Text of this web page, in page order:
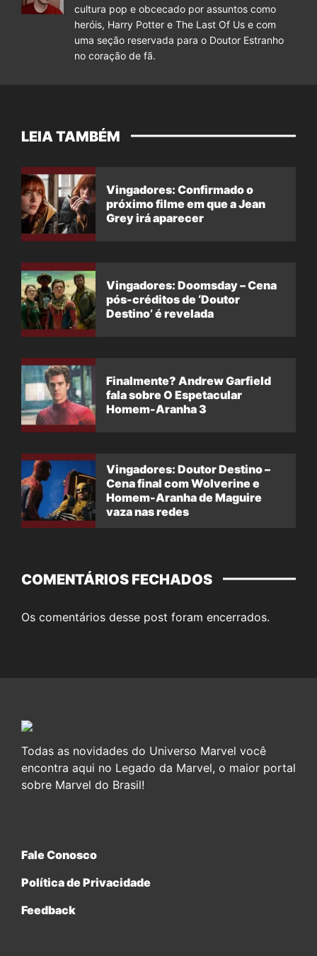
cultura pop e obcecado por assuntos como
heróis, Harry Potter e The Last Of Us e com
uma seção reservada para o Doutor Estranho
no coração de fã.
LEIA TAMBÉM
Vingadores: Confirmado o
próximo filme em que a Jean
Grey irá aparecer
Vingadores: Doomsday – Cena
pós-créditos de ‘Doutor
Destino’ é revelada
Finalmente? Andrew Garfield
fala sobre O Espetacular
Homem-Aranha 3
Vingadores: Doutor Destino –
Cena final com Wolverine e
Homem-Aranha de Maguire
vaza nas redes
COMENTÁRIOS FECHADOS
Os comentários desse post foram encerrados.
Todas as novidades do Universo Marvel você
encontra aqui no Legado da Marvel, o maior portal
sobre Marvel do Brasil!
Fale Conosco
Política de Privacidade
Feedback